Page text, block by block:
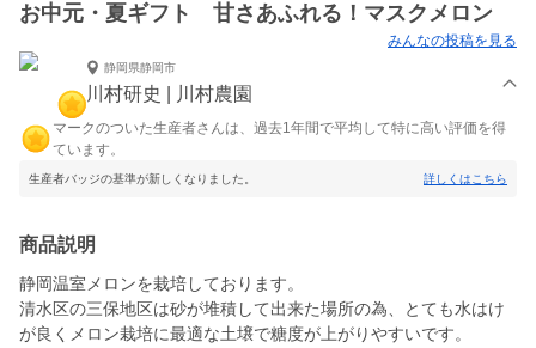
お中元・夏ギフト 甘さあふれる！マスクメロン
みんなの投稿を見る
静岡県静岡市
川村研史 | 川村農園
マークのついた生産者さんは、過去1年間で平均して特に高い評価を得
ています。
生産者バッジの基準が新しくなりました。 詳しくはこちら
商品説明
静岡温室メロンを栽培しております。
清水区の三保地区は砂が堆積して出来た場所の為、とても水はけ
が良くメロン栽培に最適な土壌で糖度が上がりやすいです。